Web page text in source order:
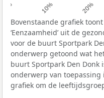
0% 10% 20%
Bovenstaande grafiek
‘Eenzaamheid’ uit de
voor de buurt Sportpark
onderwerp getoond wat
buurt Sportpark Den Donk
onderwerp van
grafiek om de